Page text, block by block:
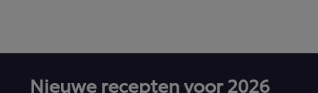
Nieuwe recepten voor 2026